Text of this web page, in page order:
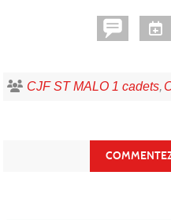
CJF ST MALO 1 cadets